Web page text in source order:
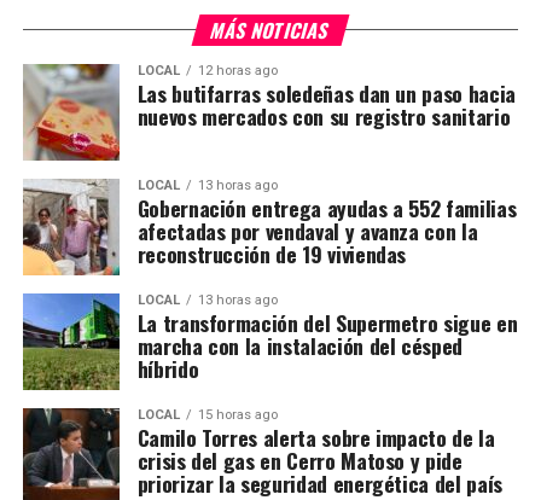
MÁS NOTICIAS
LOCAL 12 horas ago
Las butifarras soledeñas dan un paso hacia
nuevos mercados con su registro sanitario
LOCAL 13 horas ago
Gobernación entrega ayudas a 552 familias
afectadas por vendaval y avanza con la
reconstrucción de 19 viviendas
LOCAL 13 horas ago
La transformación del Supermetro sigue en
marcha con la instalación del césped
híbrido
LOCAL 15 horas ago
Camilo Torres alerta sobre impacto de la
crisis del gas en Cerro Matoso y pide
priorizar la seguridad energética del país